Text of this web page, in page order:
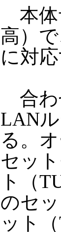
本体
高）
に対応
合わ
LAN
る。
セッ
ト（
のセ
ット